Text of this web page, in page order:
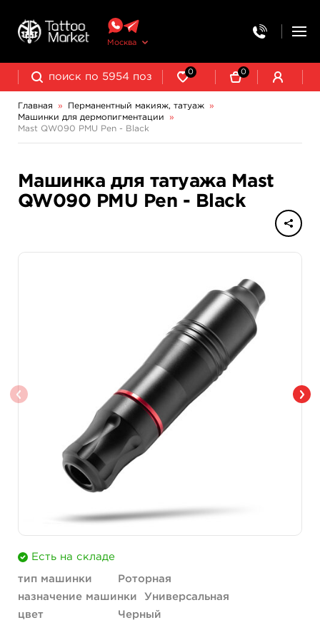
Москва
0 0
Главная » Перманентный макияж, татуаж
»
Машинки для дермопигментации
»
Mast QW090 PMU Pen - Black
Машинка для татуажа Mast
QW090 PMU Pen - Black
Есть на складе
тип машинки
Роторная
назначение машинки
Универсальная
цвет
Черный